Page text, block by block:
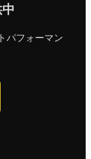
パフォーマン